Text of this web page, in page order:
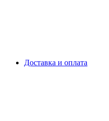
Доставка и оплата